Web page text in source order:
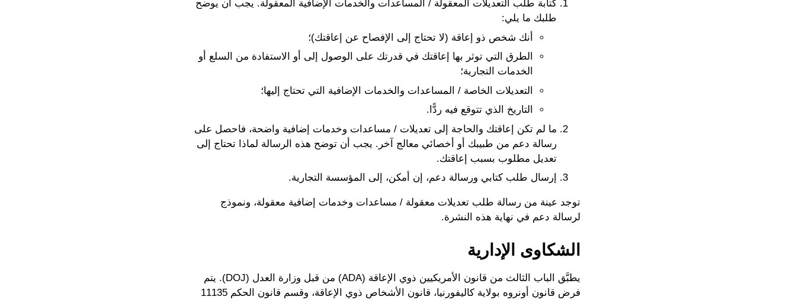
كتابة طلب التعديلات المعقولة / المساعدات والخدمات الإضافية المعقولة. يجب أن يوضح
طلبك ما يلي:
أنك شخص ذو إعاقة (لا تحتاج إلى الإفصاح عن إعاقتك)؛
الطرق التي توثر بها إعاقتك في قدرتك على الوصول إلى أو الاستفادة من السلع أو
الخدمات التجارية؛
التعديلات الخاصة / المساعدات والخدمات الإضافية التي تحتاج إليها؛
التاريخ الذي تتوقع فيه ردًّا.
ما لم تكن إعاقتك والحاجة إلى تعديلات / مساعدات وخدمات إضافية واضحة، فاحصل على
رسالة دعم من طبيبك أو أخصائي معالج آخر. يجب أن توضح هذه الرسالة لماذا تحتاج إلى
تعديل مطلوب بسبب إعاقتك.
إرسال طلب كتابي ورسالة دعم، إن أمكن، إلى المؤسسة التجارية.
توجد عينة من رسالة طلب تعديلات معقولة / مساعدات وخدمات إضافية معقولة، ونموذج
لرسالة دعم في نهاية هذه النشرة.
الشكاوى الإدارية
يطبَّق الباب الثالث من قانون الأمريكيين ذوي الإعاقة (ADA) من قبل وزارة العدل (DOJ). يتم
فرض قانون أونروه بولاية كاليفورنيا، قانون الأشخاص ذوي الإعاقة، وقسم قانون الحكم 11135